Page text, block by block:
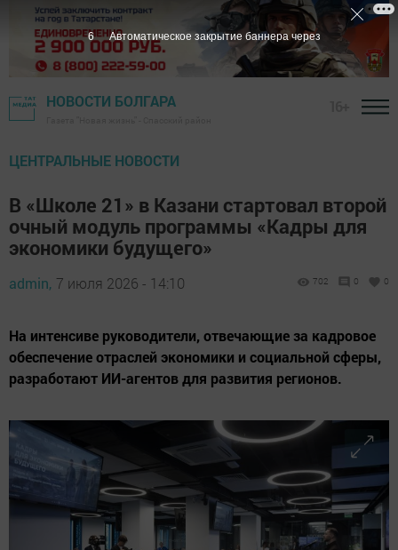
НОВОСТИ БОЛГАРА
ЦЕНТРАЛЬНЫЕ НОВОСТИ
В «Школе 21» в Казани стартовал второй
очный модуль программы «Кадры для
экономики будущего»
admin, 7 июля 2026 - 14:10 702 0 0
На интенсиве руководители, отвечающие за кадровое
обеспечение отраслей экономики и социальной сферы,
разработают ИИ-агентов для развития регионов.
4 Автоматическое закрытие баннера через